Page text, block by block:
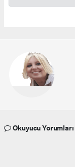
Okuyucu Yorumları